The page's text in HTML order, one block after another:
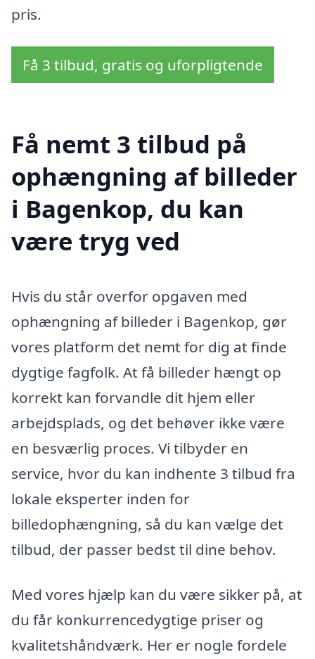
pris.
Få 3 tilbud, gratis og uforpligtende
Få nemt 3 tilbud på
ophængning af billeder
i Bagenkop, du kan
være tryg ved
Hvis du står overfor opgaven med
ophængning af billeder i Bagenkop, gør
vores platform det nemt for dig at finde
dygtige fagfolk. At få billeder hængt op
korrekt kan forvandle dit hjem eller
arbejdsplads, og det behøver ikke være
en besværlig proces. Vi tilbyder en
service, hvor du kan indhente 3 tilbud fra
lokale eksperter inden for
billedophængning, så du kan vælge det
tilbud, der passer bedst til dine behov.
Med vores hjælp kan du være sikker på, at
du får konkurrencedygtige priser og
kvalitetshåndværk. Her er nogle fordele